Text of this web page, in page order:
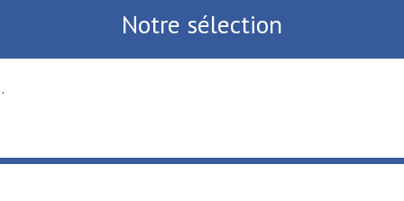
Notre sélection